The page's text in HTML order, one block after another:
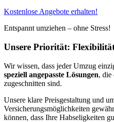
Kostenlose Angebote erhalten!
Entspannt umziehen – ohne Stress!
Unsere Priorität:
Wir wissen, dass jeder Umzug
speziell angepasste Lösungen, die
zugeschnitten sind.
Unsere klare Preisgestaltung und
Versicherungsmöglichkeiten
können, dass Ihre Habseligkeiten